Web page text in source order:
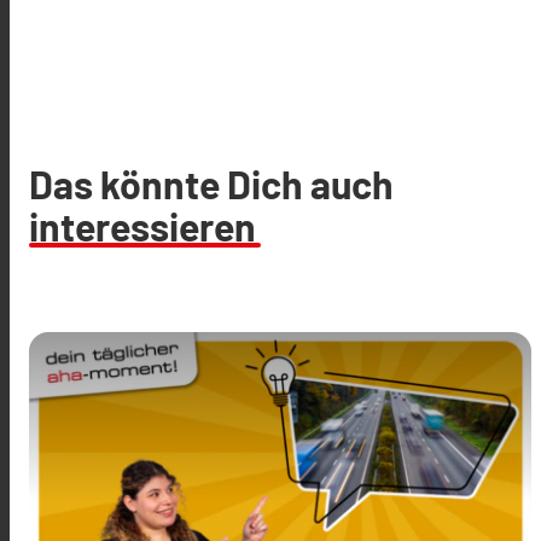
Das könnte Dich auch
interessieren